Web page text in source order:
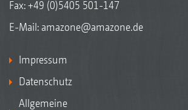
Fax: +49 (0)5405 501-147
E-Mail: amazone@amazone.de
Impressum
Datenschutz
Allgemeine